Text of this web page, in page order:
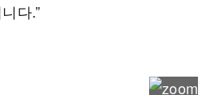
다.”